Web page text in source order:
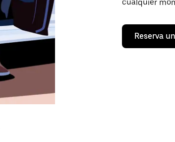
cualquier
Reserva